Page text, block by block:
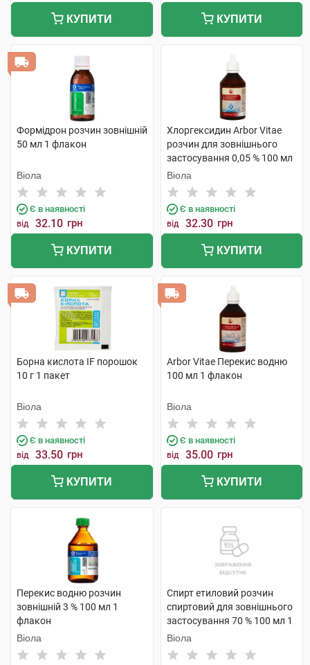
КУПИТИ КУПИТИ
Формідрон розчин зовнішній
50 мл 1 флакон
Віола
Є в наявності
від 32.10 грн
КУПИТИ
Хлоргексидин Arbor Vitae
розчин для зовнішнього
застосування 0,05 % 100 мл
1 флакон
Віола
Є в наявності
від 32.30 грн
КУПИТИ
Борна кислота IF порошок
10 г 1 пакет
Віола
Є в наявності
від 33.50 грн
КУПИТИ
Arbor Vitae Перекис водню
100 мл 1 флакон
Віола
Є в наявності
від 35.00 грн
КУПИТИ
Перекис водню розчин
зовнішній 3 % 100 мл 1
флакон
Віола
Спирт етиловий розчин
спиртовий для зовнішнього
застосування 70 % 100 мл 1
флакон скляний
Віола